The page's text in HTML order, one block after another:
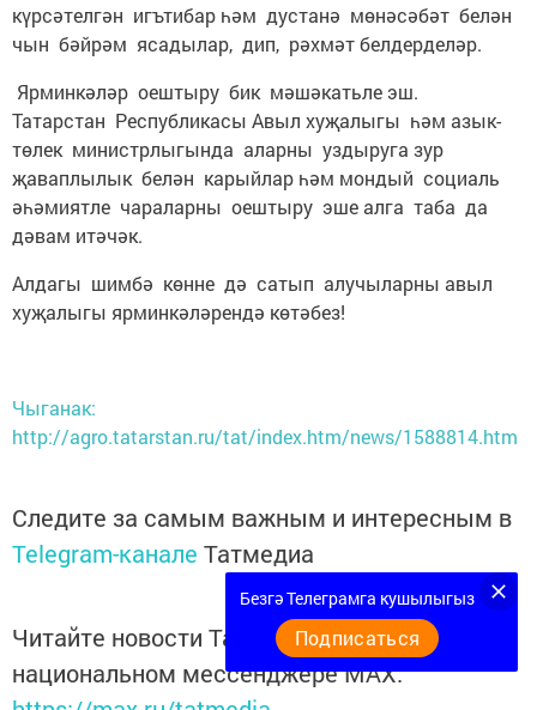
күрсәтелгән игътибар һәм дустанә мөнәсәбәт белән
чын бәйрәм ясадылар, дип, рәхмәт белдерделәр.
Ярминкәләр оештыру бик мәшәкатьле эш.
Татарстан Республикасы Авыл хуҗалыгы һәм азык-
төлек министрлыгында аларны уздыруга зур
җаваплылык белән карыйлар һәм мондый социаль
әһәмиятле чараларны оештыру эше алга таба да
дәвам итәчәк.
Алдагы шимбә көнне дә сатып алучыларны авыл
хуҗалыгы ярминкәләрендә көтәбез!
Чыганак:
http://agro.tatarstan.ru/tat/index.htm/news/1588814.htm
Следите за самым важным и интересным в
Telegram-канале Татмедиа
Читайте новости Татарстана в
национальном мессенджере MАХ:
Безгә Телеграмга кушылыгыз
Подписаться